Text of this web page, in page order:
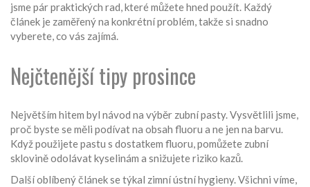
jsme pár praktických rad, které můžete hned použít. Každý
článek je zaměřený na konkrétní problém, takže si snadno
vyberete, co vás zajímá.
Nejčtenější tipy prosince
Největším hitem byl návod na výběr zubní pasty. Vysvětlili jsme,
proč byste se měli podívat na obsah fluoru a ne jen na barvu.
Když použijete pastu s dostatkem fluoru, pomůžete zubní
sklovině odolávat kyselinám a snižujete riziko kazů.
Další oblíbený článek se týkal zimní ústní hygieny. Všichni víme,